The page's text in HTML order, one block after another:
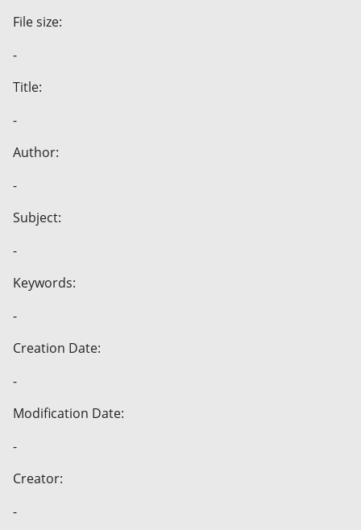
File size:
-
Title:
-
Author:
-
Subject:
-
Keywords:
-
Creation Date:
-
Modification Date:
-
Creator:
-